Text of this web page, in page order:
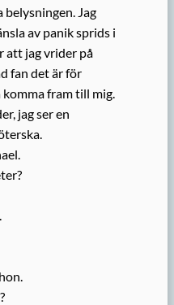
belysningen. Jag
av panik sprids i
att jag vrider på
fan det är för
fram till mig.
jag ser en